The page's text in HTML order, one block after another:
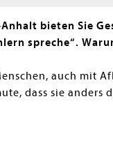
bieten Sie
spreche“.
auch mit
dass sie anders